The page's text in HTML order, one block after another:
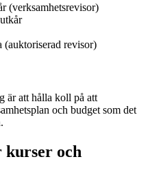
(verksamhetsrevisor)
(auktoriserad revisor)
är att hålla koll på att
och budget som det
kurser och